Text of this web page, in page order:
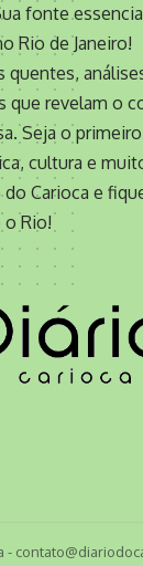
fonte
Rio de Janeiro!
quentes,
que revelam o
Seja o
cultura e
Carioca e
Rio!
-